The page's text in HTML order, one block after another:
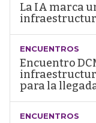
La IA marca
ENCUENTROS
Encuentro
para la
ENCUENTROS